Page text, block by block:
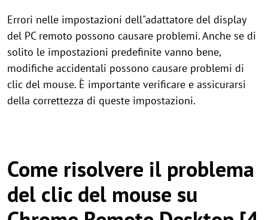
Errori nelle impostazioni dell"adattatore del display
del PC remoto possono causare problemi. Anche se di
solito le impostazioni predefinite vanno bene,
modifiche accidentali possono causare problemi di
clic del mouse. È importante verificare e assicurarsi
della correttezza di queste impostazioni.
Come risolvere il problema
del clic del mouse su